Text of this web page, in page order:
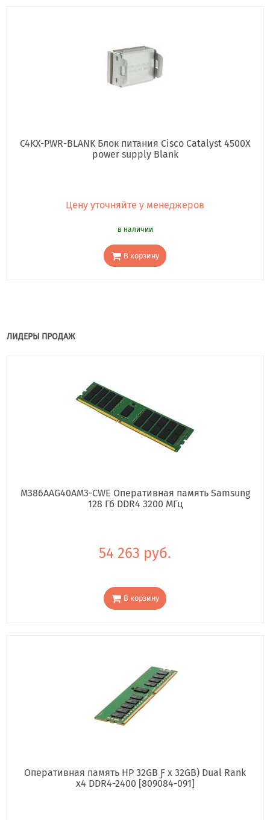
C4KX-PWR-BLANK Блок питания Cisco Catalyst 4500X
power supply Blank
Цену уточняйте у менеджеров
в наличии
В корзину
ЛИДЕРЫ ПРОДАЖ
M386AAG40AM3-CWE Оперативная память Samsung
128 Гб DDR4 3200 МГц
54 263 руб.
В корзину
Оперативная память HP 32GB Ƒ x 32GB) Dual Rank
x4 DDR4-2400 [809084-091]